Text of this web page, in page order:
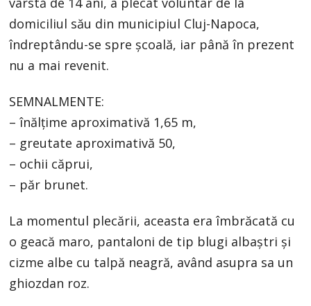
domiciliul său din municipiul Cluj-Napoca,
îndreptându-se spre școală, iar până în prezent
nu a mai revenit.
SEMNALMENTE:
– înălțime aproximativă 1,65 m,
– greutate aproximativă 50,
– ochii căprui,
– păr brunet.
La momentul plecării, aceasta era îmbrăcată cu
o geacă maro, pantaloni de tip blugi albaștri și
cizme albe cu talpă neagră, având asupra sa un
ghiozdan roz.